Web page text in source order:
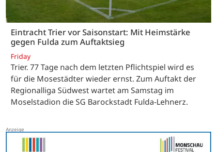
Eintracht Trier vor Saisonstart: Mit Heimstärke
gegen Fulda zum Auftaktsieg
Friday
Trier. 77 Tage nach dem letzten Pflichtspiel wird es
für die Mosestädter wieder ernst. Zum Auftakt der
Regionalliga Südwest wartet am Samstag im
Moselstadion die SG Barockstadt Fulda-Lehnerz.